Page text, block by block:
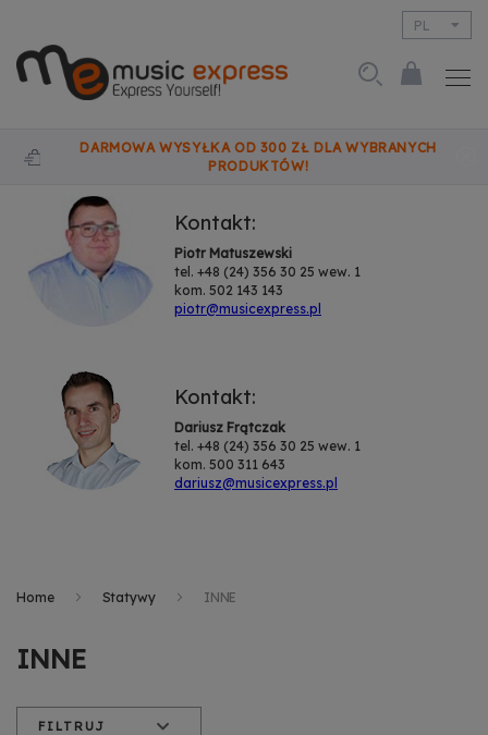
PL
DARMOWA WYSYŁKA OD 300 ZŁ DLA WYBRANYCH
PRODUKTÓW!
Kontakt:
Piotr Matuszewski
tel. +48 (24) 356 30 25 wew. 1
kom. 502 143 143
piotr@musicexpress.pl
Kontakt:
Dariusz Frątczak
tel. +48 (24) 356 30 25 wew. 1
kom. 500 311 643
dariusz@musicexpress.pl
Home Statywy INNE
INNE
FILTRUJ